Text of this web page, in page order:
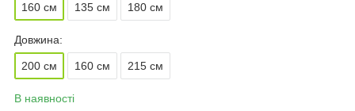
160 см 135 см 180 см
Довжина:
200 см 160 см 215 см
В наявності